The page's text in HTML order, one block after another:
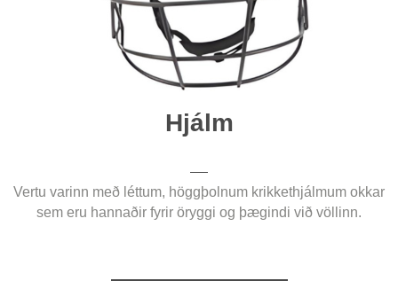
Hjálm
Vertu varinn með léttum, höggþolnum krikkethjálmum okkar
sem eru hannaðir fyrir öryggi og þægindi við völlinn.